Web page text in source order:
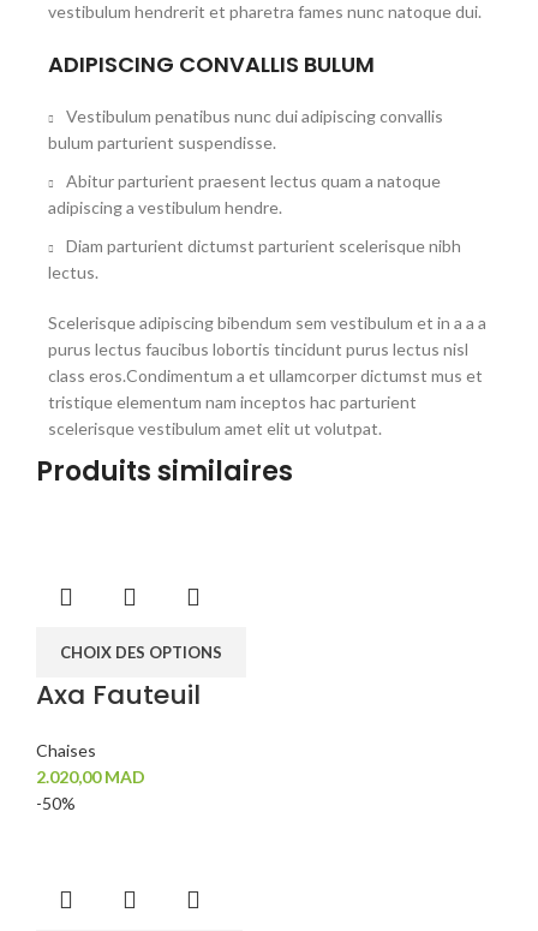
vestibulum hendrerit et pharetra fames nunc natoque dui.
ADIPISCING CONVALLIS BULUM
Vestibulum penatibus nunc dui adipiscing convallis
bulum parturient suspendisse.
Abitur parturient praesent lectus quam a natoque
adipiscing a vestibulum hendre.
Diam parturient dictumst parturient scelerisque nibh
lectus.
Scelerisque adipiscing bibendum sem vestibulum et in a a a
purus lectus faucibus lobortis tincidunt purus lectus nisl
class eros.Condimentum a et ullamcorper dictumst mus et
tristique elementum nam inceptos hac parturient
scelerisque vestibulum amet elit ut volutpat.
Produits similaires
CHOIX DES OPTIONS
Axa Fauteuil
Chaises
2.020,00MAD
-50%